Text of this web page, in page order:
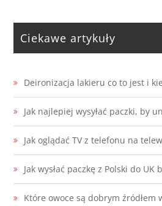
Ciekawe artykuły
Deironizacja lakieru co to jest i
Jak najlepiej wysyłać paczki, by
Jak oglądać TV z telefonu na
Jak wysłać paczkę z Polski do UK
Które owoce są dobrym źródłem